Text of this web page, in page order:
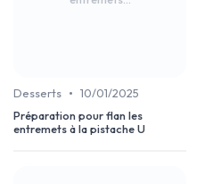
Desserts • 10/01/2025
Préparation pour flan les
entremets à la pistache U